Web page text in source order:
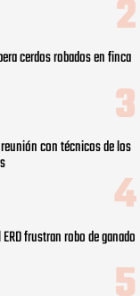
cerdos robados en finca
con técnicos de los
frustran robo de ganado